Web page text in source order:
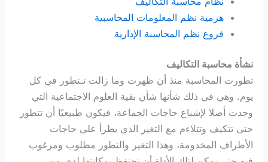
هرمية نظم المعلومات المحاسبية
فروع نظم المحاسبة الإدارية
نشأة محاسبة التكاليف
تطورت المحاسبة منذ أن ظهرت وما زالت تـتطور في كل
يوم. وهي في ذلك شأنها شأن بقية العلوم الاجتماعية التي
وجدت أصلا لإشباع حاجات الجماعة، فيكون طبيعيًا أن تتطور
حتى تتكيف وتتلاءم مع التغير الذي يطرأ على حاجات
الأطراف المخدومة، وهذا التغير والتطور مطلوب ومرغوب